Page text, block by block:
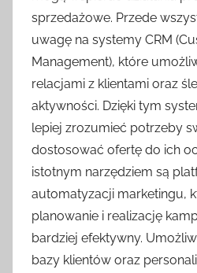
sprzedażowe. Przede
uwagę na systemy CRM
Management), które
relacjami z klientami oraz
aktywności. Dzięki tym
lepiej zrozumieć potrzeby
dostosować ofertę do ich
istotnym narzędziem są
automatyzacji marketingu,
planowanie i realizację
bardziej efektywny.
bazy klientów oraz